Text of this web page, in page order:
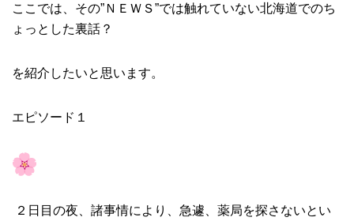
ここでは、その”ＮＥＷＳ”では触れていない北海道でのち
ょっとした裏話？
を紹介したいと思います。
エピソード１
２日目の夜、諸事情により、急遽、薬局を探さないとい